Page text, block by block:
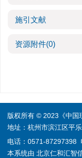
施引文献
资源附件(0)
版权所有 © 2023《中国
地址：杭州市滨江区平
电话：0571-87297398
本系统由 北京仁和汇智